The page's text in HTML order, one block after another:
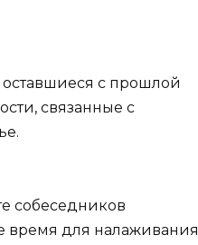
оставшиеся с прошлой
связанные с
собеседников
время для налаживания